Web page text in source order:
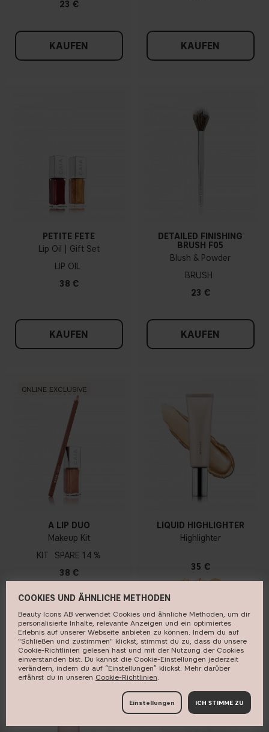
23 €
KAUFEN KAUFEN
PETITE FÊTE
Lip Oil | Gift Set
LIP OIL
38 €
KAUFEN
DETAILED FINISHING
BRUSH F05
Blush & Powder
BRUSH
23 €
KAUFEN
ONLINE EXCLUSIVE
A LIP DUO
Makeup Kit
KIT
14 %
38 €
KAUFEN
LIQUID HIGHLIGHTER
Highlighter
35 €
KAUFEN
BELIEBT
COOKIES UND ÄHNLICHE METHODEN
Beauty Icons AB verwendet Cookies und ähnliche Methoden, um dir
personalisierte Inhalte, relevante Anzeigen und ein optimiertes
Erlebnis auf unserer Webseite anbieten zu können. Indem du auf
"Schließen und zustimmen" klickst, stimmst du zu, dass du unsere
Cookie-Richtlinien gelesen hast und mit der Nutzung der Cookies
einverstanden bist. Du kannst die Cookie-Einstellungen jederzeit
verändern, indem du auf “Einstellungen” klickst. Mehr darüber
erfährst du in unseren ​ Cookie-Richtlinien​.
Einstellungen ICH STIMME ZU